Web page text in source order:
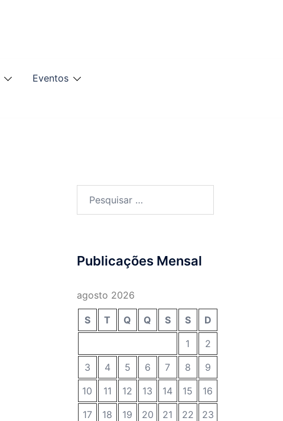
Eventos
Publicações Mensal
agosto 2026
S T Q Q S S
D
1
2
3
4 5 6 7 8
9
10
11 12 13 14 15
16
17
18 19 20 21 22
23